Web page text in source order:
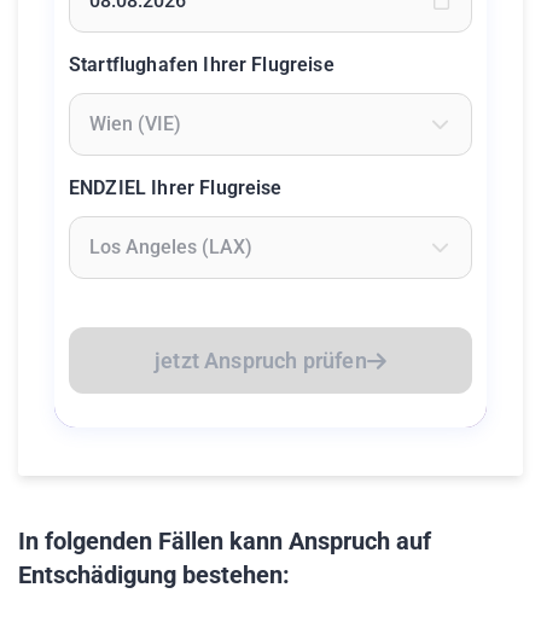
Startflughafen Ihrer Flugreise
ENDZIEL Ihrer Flugreise
jetzt Anspruch prüfen
In folgenden Fällen kann Anspruch auf
Entschädigung bestehen: